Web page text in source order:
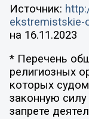
Источник:
ekstremistskie-
на 16.11.2023
* Перечень
религиозных
которых
законную
запрете